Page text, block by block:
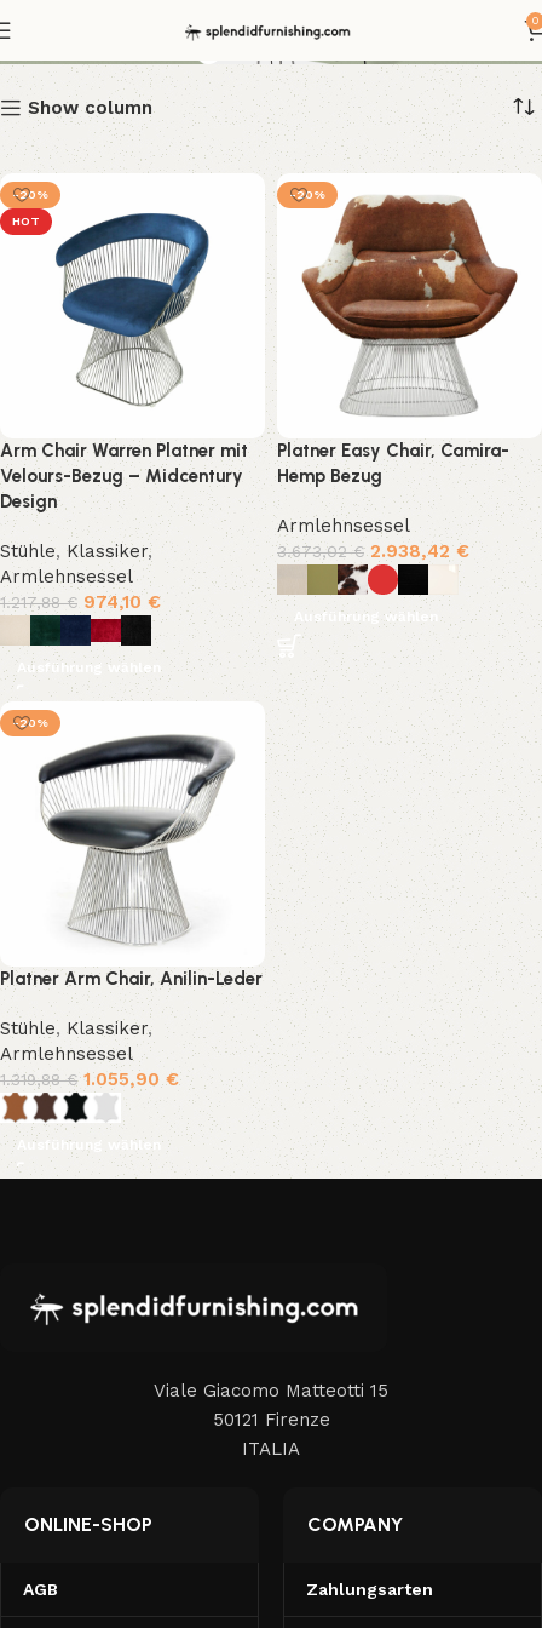
0
Retro Design
Show column
-20%
HOT
Arm Chair Warren Platner mit
Velours-Bezug – Midcentury
Design
Stühle, Klassiker,
Armlehnsessel
1.217,88€ 974,10 €
Ausführung wählen
-20%
Platner Easy Chair, Camira-
Hemp Bezug
Armlehnsessel
3.673,02€ 2.938,42€
Ausführung wählen
-20%
Platner Arm Chair, Anilin-Leder
Stühle, Klassiker,
Armlehnsessel
1.319,88€ 1.055,90€
Ausführung wählen
Viale Giacomo Matteotti 15
50121 Firenze
ITALIA
ONLINE-SHOP
AGB
COMPANY
Zahlungsarten